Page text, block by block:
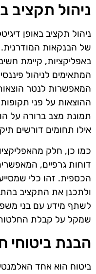
ניהול תקציב
ניהול תקציב באופן
של הבנקאות
באפליקציות, קיימת
המתאימים לניהול
המאפשרות לנטר
ההוצאות על פני
תמונת מצב ברורה על
אילו תחומים דורשים
כמו כן, חלק
דוחות גרפיים,
הכספית. זהו כלי
ולתכנן את התקציב
לשתף מידע עם בני
שמקל על קבלת
הבנת ביטוחי
ביטוח הוא אחד